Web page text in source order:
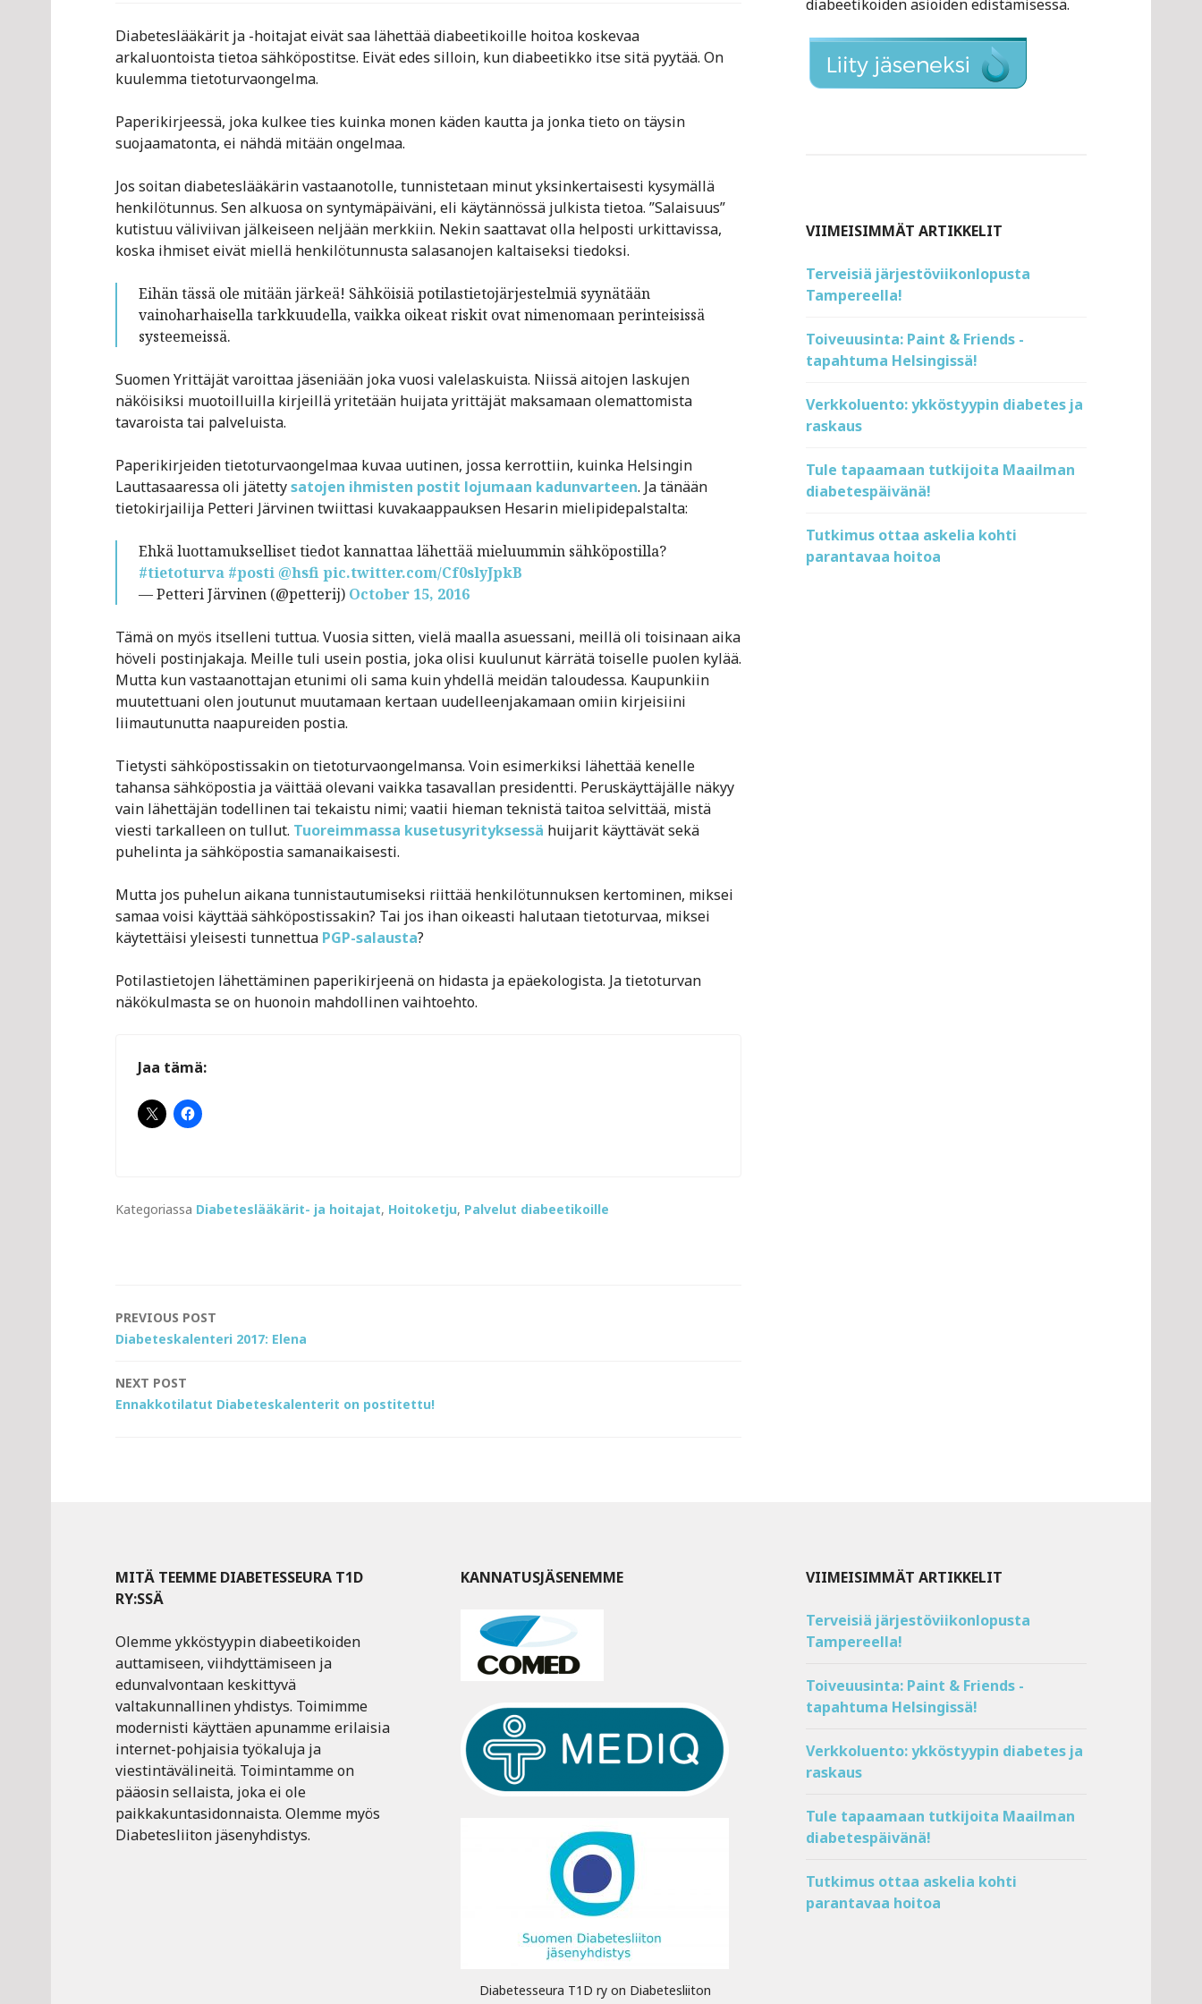
Diabeteslääkärit ja -hoitajat eivät saa lähettää diabeetikoille hoitoa koskevaa
arkaluontoista tietoa sähköpostitse. Eivät edes silloin, kun diabeetikko itse sitä pyytää. On
kuulemma tietoturvaongelma.
Paperikirjeessä, joka kulkee ties kuinka monen käden kautta ja jonka tieto on täysin
suojaamatonta, ei nähdä mitään ongelmaa.
Jos soitan diabeteslääkärin vastaanotolle, tunnistetaan minut yksinkertaisesti kysymällä
henkilötunnus. Sen alkuosa on syntymäpäiväni, eli käytännössä julkista tietoa. ”Salaisuus”
kutistuu väliviivan jälkeiseen neljään merkkiin. Nekin saattavat olla helposti urkittavissa,
koska ihmiset eivät miellä henkilötunnusta salasanojen kaltaiseksi tiedoksi.
Eihän tässä ole mitään järkeä! Sähköisiä potilastietojärjestelmiä syynätään
vainoharhaisella tarkkuudella, vaikka oikeat riskit ovat nimenomaan perinteisissä
systeemeissä.
Suomen Yrittäjät varoittaa jäseniään joka vuosi valelaskuista. Niissä aitojen laskujen
näköisiksi muotoilluilla kirjeillä yritetään huijata yrittäjät maksamaan olemattomista
tavaroista tai palveluista.
Paperikirjeiden tietoturvaongelmaa kuvaa uutinen, jossa kerrottiin, kuinka Helsingin
Lauttasaaressa oli jätettysatojen ihmisten postit lojumaan kadunvarteen. Ja tänään
tietokirjailija Petteri Järvinen twiittasi kuvakaappauksen Hesarin mielipidepalstalta:
Ehkä luottamukselliset tiedot kannattaa lähettää mieluummin sähköpostilla?
#tietoturva #posti @hsfipic.twitter.com/Cf0slyJpkB
— Petteri Järvinen (@petterij) October 15, 2016
Tämä on myös itselleni tuttua. Vuosia sitten, vielä maalla asuessani, meillä oli toisinaan aika
höveli postinjakaja. Meille tuli usein postia, joka olisi kuulunut kärrätä toiselle puolen kylää.
Mutta kun vastaanottajan etunimi oli sama kuin yhdellä meidän taloudessa. Kaupunkiin
muutettuani olen joutunut muutamaan kertaan uudelleenjakamaan omiin kirjeisiini
liimautunutta naapureiden postia.
Tietysti sähköpostissakin on tietoturvaongelmansa. Voin esimerkiksi lähettää kenelle
tahansa sähköpostia ja väittää olevani vaikka tasavallan presidentti. Peruskäyttäjälle näkyy
vain lähettäjän todellinen tai tekaistu nimi; vaatii hieman teknistä taitoa selvittää, mistä
viesti tarkalleen on tullut. Tuoreimmassa kusetusyrityksessä huijarit käyttävät sekä
puhelinta ja sähköpostia samanaikaisesti.
Mutta jos puhelun aikana tunnistautumiseksi riittää henkilötunnuksen kertominen, miksei
samaa voisi käyttää sähköpostissakin? Tai jos ihan oikeasti halutaan tietoturvaa, miksei
käytettäisi yleisesti tunnettua PGP-salausta?
Potilastietojen lähettäminen paperikirjeenä on hidasta ja epäekologista. Ja tietoturvan
näkökulmasta se on huonoin mahdollinen vaihtoehto.
Jaa tämä:
Kategoriassa Diabeteslääkärit- ja hoitajat, Hoitoketju, Palvelut diabeetikoille
Post
PREVIOUS POST
Diabeteskalenteri 2017: Elena
NEXT POST
Ennakkotilatut Diabeteskalenterit on postitettu!
diabeetikoiden asioiden edistämisessä.
VIIMEISIMMÄT ARTIKKELIT
Terveisiä järjestöviikonlopusta
Tampereella!
Toiveuusinta: Paint & Friends -
tapahtuma Helsingissä!
Verkkoluento: ykköstyypin diabetes ja
raskaus
Tule tapaamaan tutkijoita Maailman
diabetespäivänä!
Tutkimus ottaa askelia kohti
parantavaa hoitoa
MITÄ TEEMME DIABETESSEURA T1D
RY:SSÄ
Olemme ykköstyypin diabeetikoiden
auttamiseen, viihdyttämiseen ja
edunvalvontaan keskittyvä
valtakunnallinen yhdistys. Toimimme
modernisti käyttäen apunamme erilaisia
internet-pohjaisia työkaluja ja
viestintävälineitä. Toimintamme on
pääosin sellaista, joka ei ole
paikkakuntasidonnaista. Olemme myös
Diabetesliiton jäsenyhdistys.
KANNATUSJÄSENEMME
Diabetesseura T1D ry on Diabetesliiton
VIIMEISIMMÄT ARTIKKELIT
Terveisiä järjestöviikonlopusta
Tampereella!
Toiveuusinta: Paint & Friends -
tapahtuma Helsingissä!
Verkkoluento: ykköstyypin diabetes ja
raskaus
Tule tapaamaan tutkijoita Maailman
diabetespäivänä!
Tutkimus ottaa askelia kohti
parantavaa hoitoa